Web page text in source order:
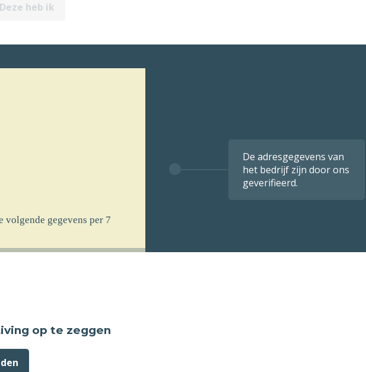
Deze heb ik
De adresgegevens van
het bedrijf zijn door ons
geverifieerd.
gegevens per 7
die ik aan u
op te zeggen